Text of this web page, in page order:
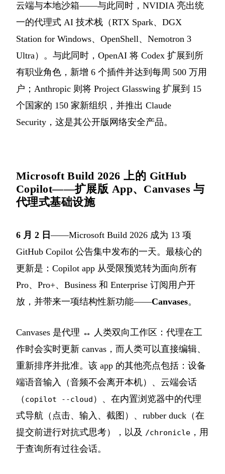
云端与本地沙箱——与此同时，NVIDIA 亮出统
一的代理式 AI 技术栈（RTX Spark、DGX
Station for Windows、OpenShell、Nemotron 3
Ultra）。与此同时，OpenAI 将 Codex 扩展到所
有职业角色，新增 6 个插件并达到每周 500 万用
户；Anthropic 则将 Project Glasswing 扩展到 15
个国家的 150 家新组织，并推出 Claude
Security，这是其公开版网络安全产品。
Microsoft Build 2026 上的 GitHub
Copilot——扩展版 App、Canvases 与
代理式基础设施
6 月 2 日——Microsoft Build 2026 成为 13 项
GitHub Copilot 公告集中发布的一天。最核心的
更新是：Copilot app 从受限预览转为面向所有
Pro、Pro+、Business 和 Enterprise 订阅用户开
放，并带来一项结构性新功能——Canvases。
Canvases 是代理 ↔ 人类双向工作区：代理在工
作时会实时更新 canvas，而人类可以直接编辑、
重新排序并批准。该 app 的其他亮点包括：设备
端语音输入（音频不会离开本机）、云端会话
（ copilot --cloud ）、在内置浏览器中的代理
式导航（点击、输入、截图）、rubber duck（在
提交前进行对抗式思考），以及 /chronicle ，用
于查询所有过往会话。